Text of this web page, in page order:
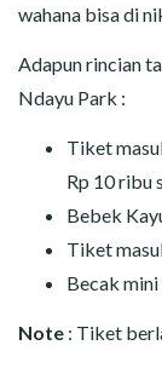
wahana bisa di
Adapun rincian
Ndayu Park :
Tiket
Rp 10 ribu
Bebek
Tiket
Becak
Note : Tiket